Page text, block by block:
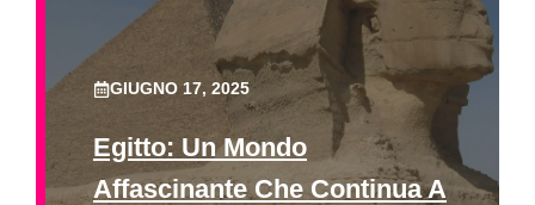
GIUGNO 17, 2025
Egitto: Un Mondo
Affascinante Che Continua A